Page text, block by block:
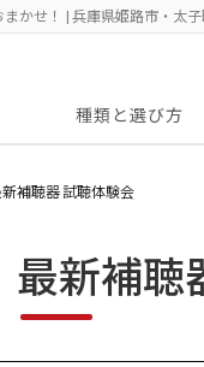
かせ！ | 兵庫県姫路市・太
種類と選び方
補聴器 試聴体験会
最新補聴